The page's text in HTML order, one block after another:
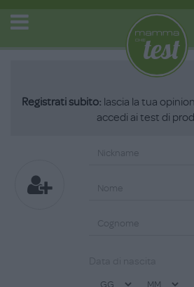
Registrati subito: lascia la tua
accedi ai test di